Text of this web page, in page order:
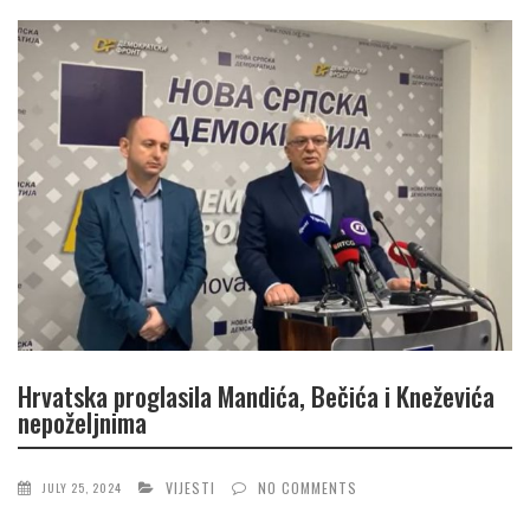
Hrvatska proglasila Mandića, Bečića i Kneževića
nepoželjnima
JULY 25, 2024 VIJESTI NO COMMENTS